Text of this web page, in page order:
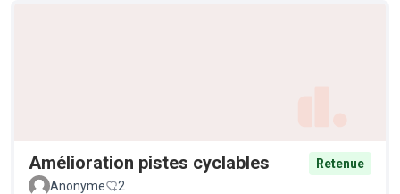
Amélioration pistes cyclables
Retenue
Anonyme
2